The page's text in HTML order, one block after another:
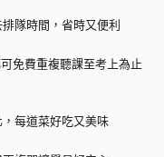
隊時間，省時又便利
免費重複聽課至考上為止
每道菜好吃又美味